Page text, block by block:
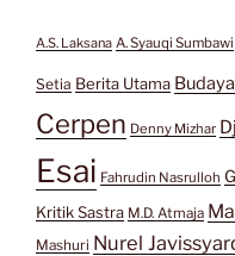
A.S. Laksana A. Syauqi Sumbawi
Setia Berita Utama Budaya
Cerpen Denny Mizhar
Esai Fahrudin Nasrulloh
Kritik Sastra M.D. Atmaja
Mashuri Nurel